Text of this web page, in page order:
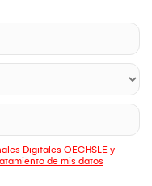
Digitales OECHSLE y
de mis datos